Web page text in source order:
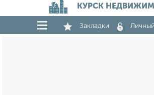
КУРСК
Закладки